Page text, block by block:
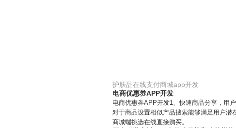
护肤品在线支付商城app开发
电商优惠券APP开发
电商优惠券APP开发1、快速商品分享，用
对于商品设置相似产品搜索能够满足用户
商城端挑选在线直接购买。